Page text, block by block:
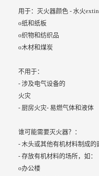
用于：灭火器颜色 - 水火
o纸和纸板
o织物和纺织品
o木材和煤炭
不用于：
- 涉及电气设备的
火灾
- 厨房火灾- 易燃气体和液体
谁可能需要灭火器？：
- 木头或其他有机材料制成的
- 存放有机材料的场所，如：
o办公楼